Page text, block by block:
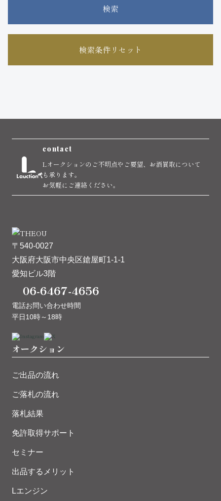
検索
検索条件リセット
contact
Lオークションのご不明点やご要望、お酒買取について
も承ります。
お気軽にご連絡ください。
〒540-0027
大阪府大阪市中央区鎗屋町1-1-1
愛知ビル3階
06-6467-4656
電話お問い合わせ時間
平日10時～18時
オークション
ご出品の流れ
ご落札の流れ
落札結果
免許取得サポート
セミナー
出品するメリット
Lエンジン